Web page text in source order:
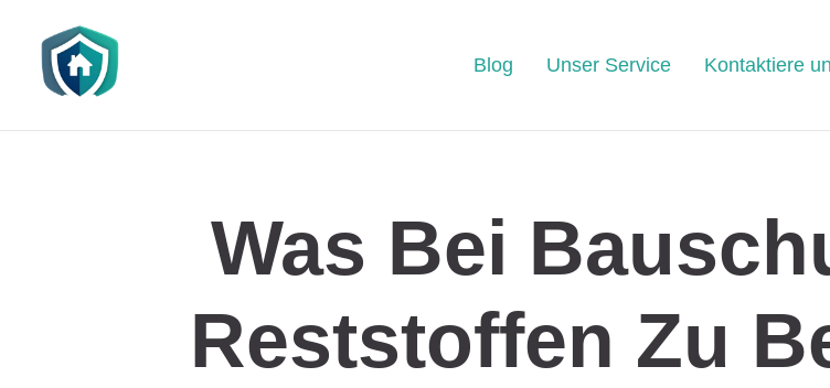
Blog Unser Service Kontaktiere
Was Bei
Reststoffen Zu